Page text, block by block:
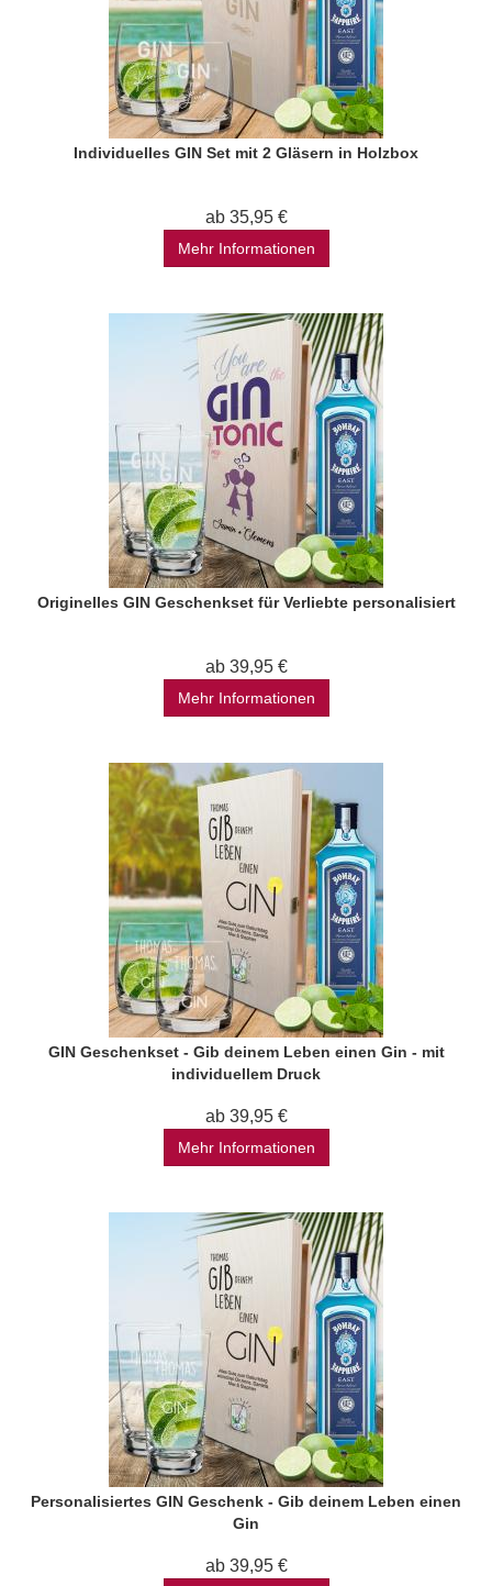
Individuelles GIN Set mit 2 Gläsern in Holzbox
ab 35,95 €
Mehr Informationen
Originelles GIN Geschenkset für Verliebte personalisiert
ab 39,95 €
Mehr Informationen
GIN Geschenkset - Gib deinem Leben einen Gin - mit
individuellem Druck
ab 39,95 €
Mehr Informationen
Personalisiertes GIN Geschenk - Gib deinem Leben einen
Gin
ab 39,95 €